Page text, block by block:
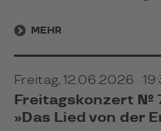
MEHR
Freitag, 12.06.2026 ·
Freitagskonzert №
»Das Lied von der